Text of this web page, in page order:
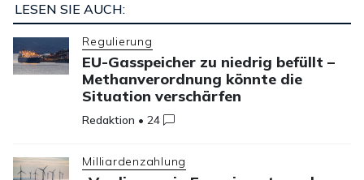
LESEN SIE AUCH:
Regulierung
EU-Gasspeicher zu niedrig befüllt –
Methanverordnung könnte die
Situation verschärfen
Redaktion •24
Milliardenzahlung